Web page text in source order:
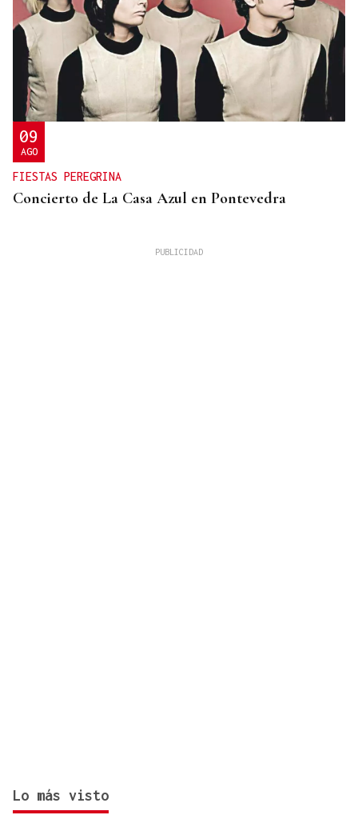
09
AGO
FIESTAS PEREGRINA
Concierto de La Casa Azul en Pontevedra
Lo más visto